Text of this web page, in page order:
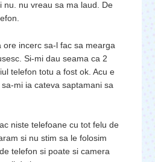
nu. nu vreau sa ma laud. De
ore incerc sa-l fac sa mearga
Si-mi dau seama ca 2
telefon totu a fost ok. Acu e
mi ia cateva saptamani sa
niste telefoane cu tot felu de
si nu stim sa le folosim
telefon si poate si camera